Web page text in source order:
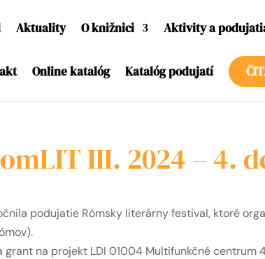
Aktuality O knižnici Aktivity a
Online katalóg Katalóg podujatí
III. 2024 – 4.
podujatie Rómsky literárny festival, ktoré
na projekt LDI 01004 Multifunkčné